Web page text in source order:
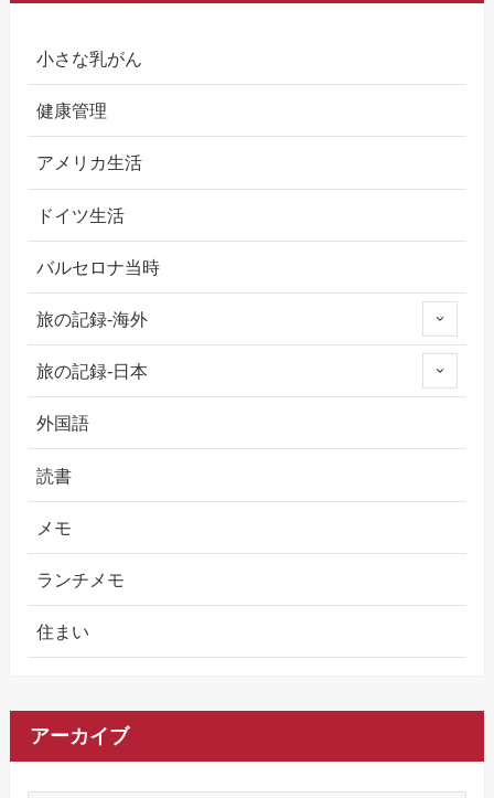
小さな乳がん
健康管理
アメリカ生活
ドイツ生活
バルセロナ当時
旅の記録-海外
旅の記録-日本
外国語
読書
メモ
ランチメモ
住まい
アーカイブ